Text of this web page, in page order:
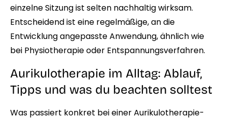
einzelne Sitzung ist selten nachhaltig wirksam.
Entscheidend ist eine regelmäßige, an die
Entwicklung angepasste Anwendung, ähnlich wie
bei Physiotherapie oder Entspannungsverfahren.
Aurikulotherapie im Alltag: Ablauf,
Tipps und was du beachten solltest
Was passiert konkret bei einer Aurikulotherapie-